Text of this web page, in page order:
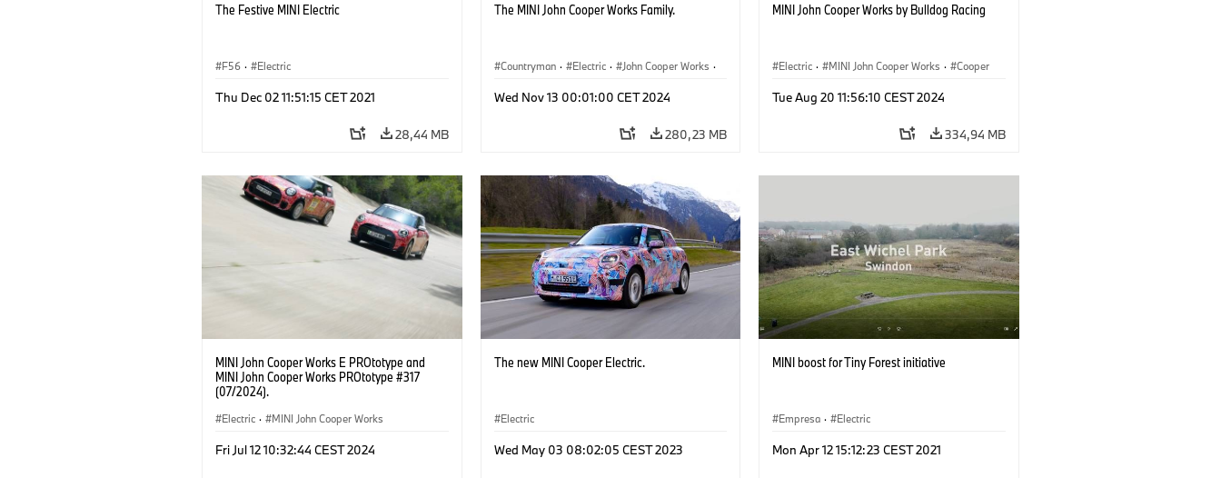
The Festive MINI Electric
F56 · Electric
Thu Dec 02 11:51:15 CET 2021
28,44 MB
The MINI John Cooper Works Family.
Countryman · Electric · John Cooper Works ·
Wed Nov 13 00:01:00 CET 2024
280,23 MB
MINI John Cooper Works by Bulldog Racing
Electric · MINI John Cooper Works · Cooper
Tue Aug 20 11:56:10 CEST 2024
334,94 MB
MINI John Cooper Works E PROtotype and
MINI John Cooper Works PROtotype #317
(07/2024).
Electric · MINI John Cooper Works
Fri Jul 12 10:32:44 CEST 2024
The new MINI Cooper Electric.
Electric
Wed May 03 08:02:05 CEST 2023
MINI boost for Tiny Forest initiative
Empresa · Electric
Mon Apr 12 15:12:23 CEST 2021